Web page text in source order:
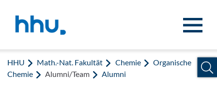
HHU Math.-Nat. Fakultät Chemie
Organische
Chemie
Alumni/Team Alumni